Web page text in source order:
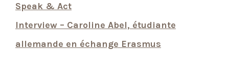
Speak & Act
Interview – Caroline Abel, étudiante
allemande en échange Erasmus